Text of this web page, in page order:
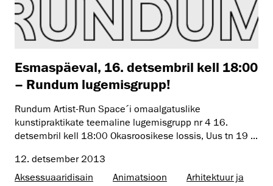
Esmaspäeval, 16. detsembril kell 18:00
– Rundum lugemisgrupp!
Rundum Artist-Run Space´i omaalgatuslike
kunstipraktikate teemaline lugemisgrupp nr 4 16.
detsembril kell 18:00 Okasroosikese lossis, Uus tn 19 ...
12. detsember 2013
Aksessuaaridisain
Animatsioon
Arhitektuur ja